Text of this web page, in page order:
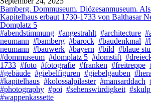
Bamberg. Dommuseum. Diözesanmuseum.
Kapitelhaus erbaut 1730-1733 von Balthasar
Domplatz 5
#abendstimmung #angestrahlt #architecture
neumann #bamberg #barock #baudenkmal
neumann #bauwerk #bayern #bild #blaue
#dommuseum #domplatz 5 #domstift
1733 #foto #fotografie #franken #freitreppe
#gebäude #giebelfiguren #giebelgauben
#kapitelhaus #kolossalpilaster #mansarddach
#photography #poi #sehenswürdigkeit
#wappenkassette